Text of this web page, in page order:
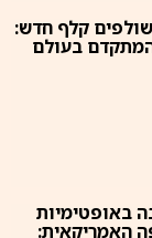
קלף חדש:
בעולם
באופטימיות
האמריקאית: